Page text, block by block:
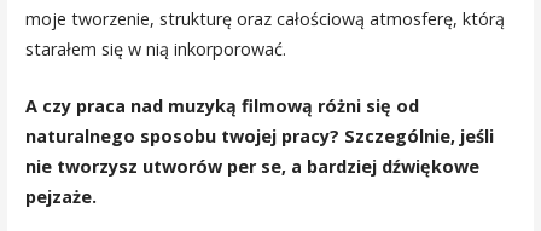
moje tworzenie, strukturę oraz całościową atmosferę, którą
starałem się w nią inkorporować.
A czy praca nad muzyką filmową różni się od
naturalnego sposobu twojej pracy? Szczególnie, jeśli
nie tworzysz utworów per se, a bardziej dźwiękowe
pejzaże.